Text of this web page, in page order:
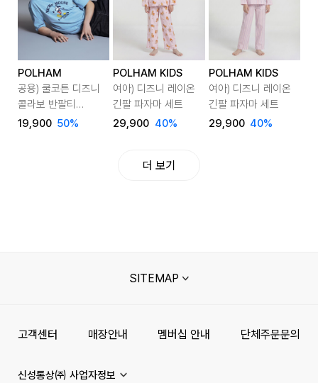
POLHAM
공용) 쿨코튼 디즈니
콜라보 반팔티
(미키)
19,900 50%
POLHAM KIDS
여아) 디즈니 레이온
긴팔 파자마 세트
29,900 40%
POLHAM KIDS
여아) 디즈니 레이온
긴팔 파자마 세트
29,900 40%
더 보기
SITEMAP
고객센터 매장안내 멤버십 안내 단체주문문의
신성통상㈜ 사업자정보